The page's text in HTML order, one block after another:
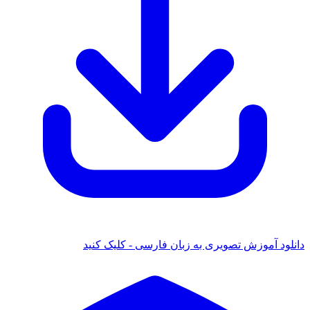
آموزش تصویری به زبان فارسی - کلیک کنید